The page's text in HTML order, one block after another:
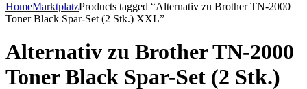
HomeMarktplatzProducts tagged “Alternativ zu Brother TN-2000
Toner Black Spar-Set (2 Stk.) XXL”
Alternativ zu Brother TN-2000
Toner Black Spar-Set (2 Stk.)